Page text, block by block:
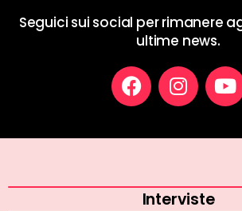
Seguici sui social per rimanere
ultime news.
Interviste